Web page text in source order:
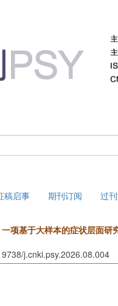
稿启事 期刊订阅 过
项基于大样本的症状层面研
j.cnki.psy.2026.08.004